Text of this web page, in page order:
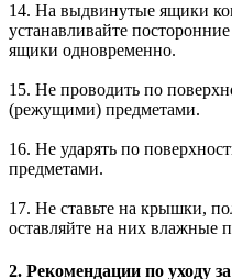
14. На выдвинутые ящики
устанавливайте
ящики одновременно.
15. Не проводить по
(режущими) предметами.
16. Не ударять по
предметами.
17. Не ставьте на крышки,
оставляйте на них влажные
2. Рекомендации по уходу